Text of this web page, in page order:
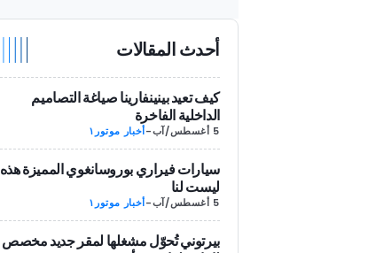
أحدث المقالات
كيف تعيد بينينفارينا صياغة التصاميم
الداخلية الفاخرة
5 أغسطس/آب -أخبار موتور١
سيارات فيراري بوروسانغوي المميزة هذه
ليست لنا
5 أغسطس/آب -أخبار موتور١
بيرتوني تُحوّل مشغلها لمقر جديد مخصص